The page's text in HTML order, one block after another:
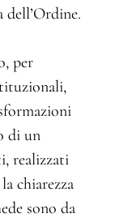
per
di un
realizzati
chiarezza
sono da